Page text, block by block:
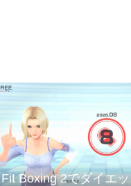
Fit Boxing 2でダイエ